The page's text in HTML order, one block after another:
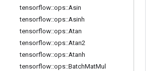
tensorflow::ops::Asin
tensorflow::ops::Asinh
tensorflow::ops::Atan
tensorflow::ops::Atan2
tensorflow::ops::Atanh
tensorflow::ops::BatchMatMul